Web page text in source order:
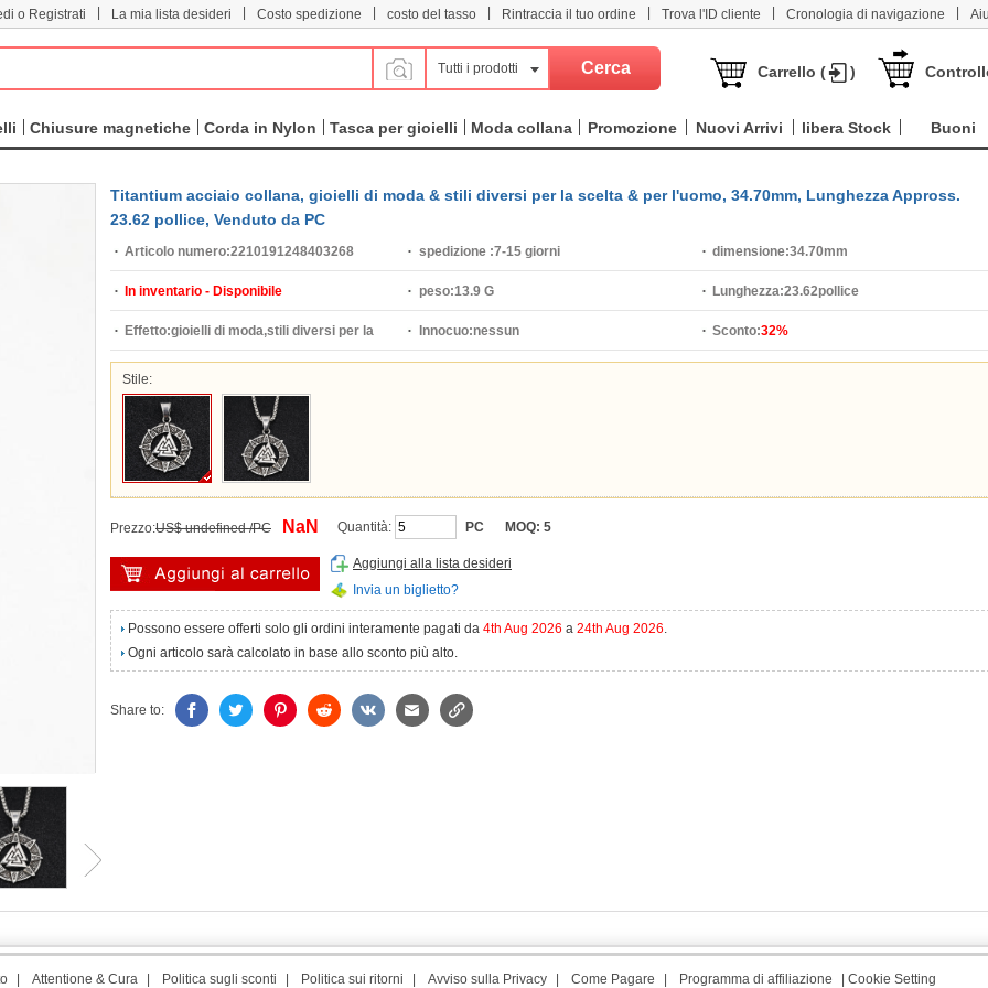
o Registrati La mia lista desideri Costo spedizione costo del tasso Rintraccia il tuo ordine Trova l'ID cliente Cronologia di navigazione
Tutti i prodotti Carrello ( )
Chiusure magnetiche Corda in Nylon Tasca per gioielli Moda collana Promozione Nuovi Arrivi libera Stock Buoni
Titantium acciaio collana, gioielli di moda & stili diversi per la scelta & per l'uomo, 34.70mm, Lunghezza Appross.
23.62 pollice, Venduto da PC
Articolo numero:2210191248403268 spedizione :7-15 giorni dimensione:34.70mm
In inventario - Disponibile peso:13.9 G Lunghezza:23.62pollice
Effetto:gioielli di moda,stili diversi per la
scelta,per l'uomo
Innocuo:nessun Sconto:32%
Stile:
Prezzo:US$ undefined /PC NaN Quantità: PC MOQ: 5
Aggiungi alla lista desideri
Invia un biglietto?
Possono essere offerti solo gli ordini interamente pagati da 4th Aug 2026 a 24th Aug 2026.
Ogni articolo sarà calcolato in base allo sconto più alto.
Share to:
Attentione & Cura Politica sugli sconti Politica sui ritorni Avviso sulla Privacy Come Pagare Programma di affiliazione Cookie Setting